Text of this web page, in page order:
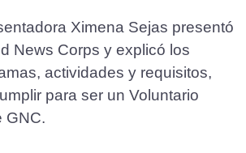
Ximena Sejas presentó
News Corps y explicó los
actividades y requisitos,
para ser un Voluntario
GNC.